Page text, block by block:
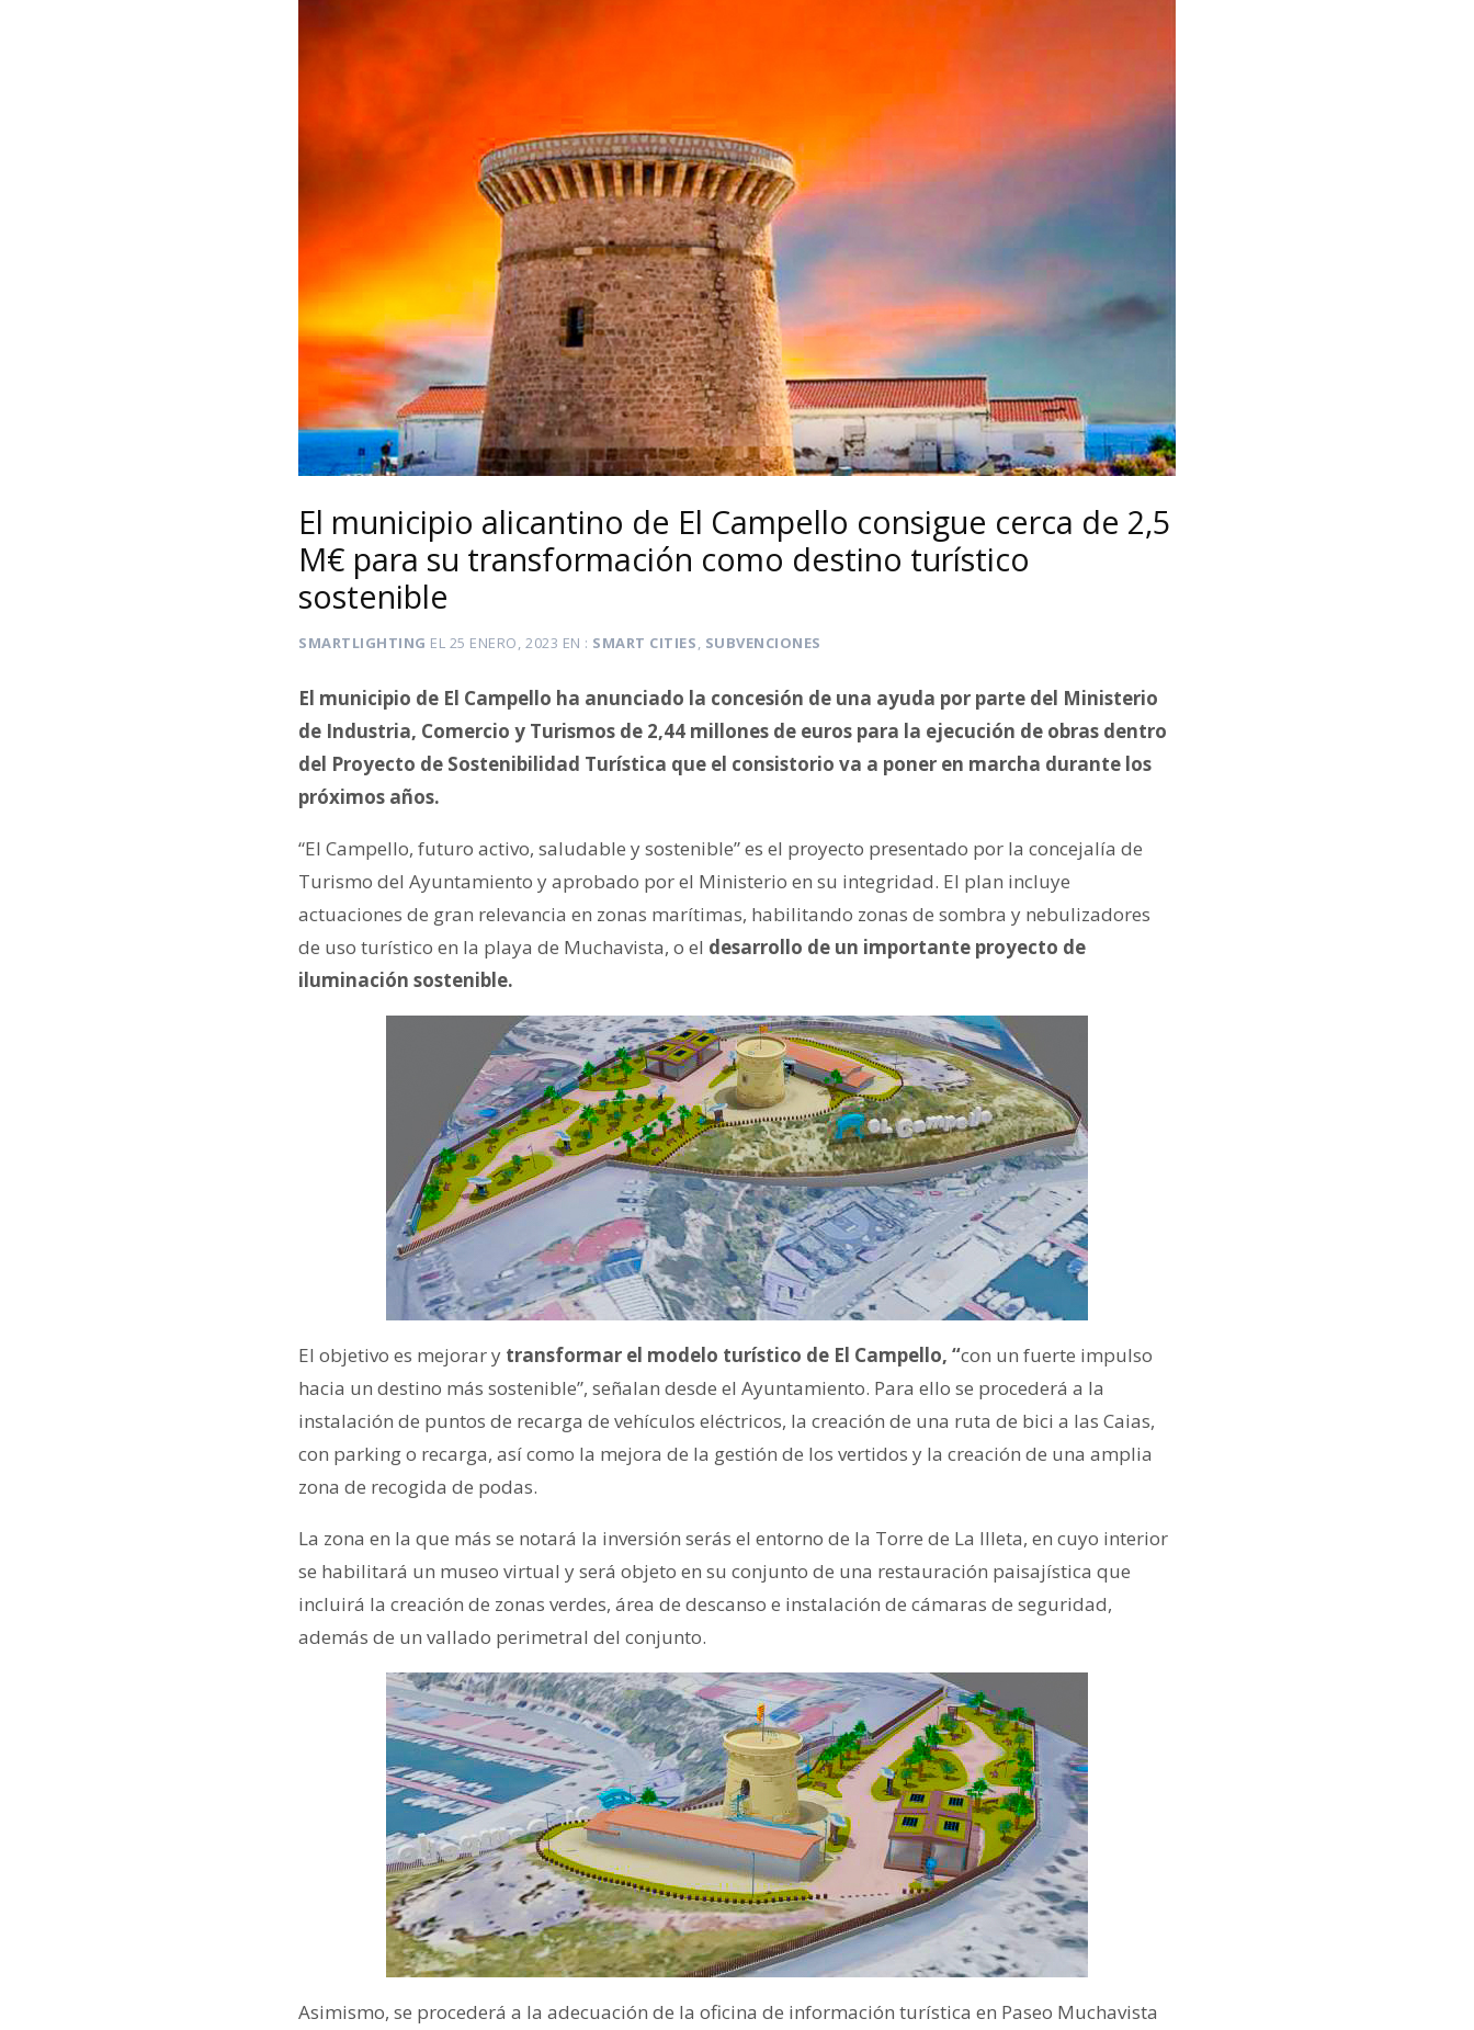
El municipio alicantino de El Campello consigue cerca de 2,5
M€ para su transformación como destino turístico
sostenible
SMARTLIGHTING EL 25 ENERO, 2023 EN SMART CITIES, SUBVENCIONES
El municipio de El Campello ha anunciado la concesión de una ayuda por parte del Ministerio
de Industria, Comercio y Turismos de 2,44 millones de euros para la ejecución de obras dentro
del Proyecto de Sostenibilidad Turística que el consistorio va a poner en marcha durante los
próximos años.
“El Campello, futuro activo, saludable y sostenible” es el proyecto presentado por la concejalía de
Turismo del Ayuntamiento y aprobado por el Ministerio en su integridad. El plan incluye
actuaciones de gran relevancia en zonas marítimas, habilitando zonas de sombra y nebulizadores
de uso turístico en la playa de Muchavista, o el desarrollo de un importante proyecto de
iluminación sostenible.
El objetivo es mejorar y transformar el modelo turístico de El Campello, “con un fuerte impulso
hacia un destino más sostenible”, señalan desde el Ayuntamiento. Para ello se procederá a la
instalación de puntos de recarga de vehículos eléctricos, la creación de una ruta de bici a las Caias,
con parking o recarga, así como la mejora de la gestión de los vertidos y la creación de una amplia
zona de recogida de podas.
La zona en la que más se notará la inversión serás el entorno de la Torre de La Illeta, en cuyo interior
se habilitará un museo virtual y será objeto en su conjunto de una restauración paisajística que
incluirá la creación de zonas verdes, área de descanso e instalación de cámaras de seguridad,
además de un vallado perimetral del conjunto.
Asimismo, se procederá a la adecuación de la oficina de información turística en Paseo Muchavista